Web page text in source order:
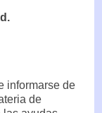
informarse de
de